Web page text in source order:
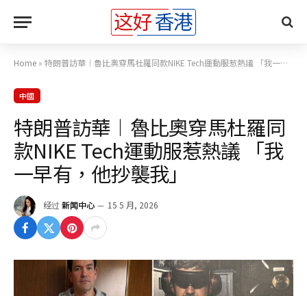
Home » 特朗普訪華︱魯比奧穿馬杜羅同款NIKE Tech運動服惹熱議 「我一早有，他抄襲我」
中國
特朗普訪華︱魯比奧穿馬杜羅同
款NIKE Tech運動服惹熱議 「我
一早有，他抄襲我」
经过 新闻中心 15 5 月, 2026